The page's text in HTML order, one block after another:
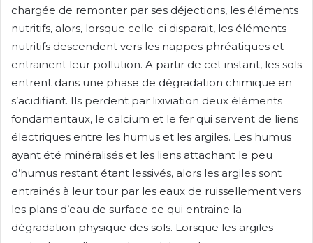
chargée de remonter par ses déjections, les éléments
nutritifs, alors, lorsque celle-ci disparait, les éléments
nutritifs descendent vers les nappes phréatiques et
entrainent leur pollution. A partir de cet instant, les sols
entrent dans une phase de dégradation chimique en
s’acidifiant. Ils perdent par lixiviation deux éléments
fondamentaux, le calcium et le fer qui servent de liens
électriques entre les humus et les argiles. Les humus
ayant été minéralisés et les liens attachant le peu
d’humus restant étant lessivés, alors les argiles sont
entrainés à leur tour par les eaux de ruissellement vers
les plans d’eau de surface ce qui entraine la
dégradation physique des sols. Lorsque les argiles